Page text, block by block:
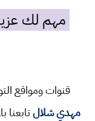
مهم لك
قنوات ومواقع
مهدي شلال